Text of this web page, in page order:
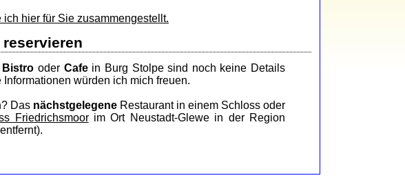
ich hier für Sie zusammengestellt.
Bistro oder Cafein Burg Stolpe sind noch keine Details
würden ich mich freuen.
Das nächstgelegene Restaurant in einem Schloss oder
Friedrichsmoorim Ort Neustadt-Glewe in der Region